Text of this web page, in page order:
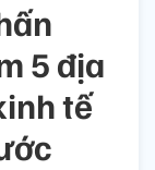
5 địa
tế